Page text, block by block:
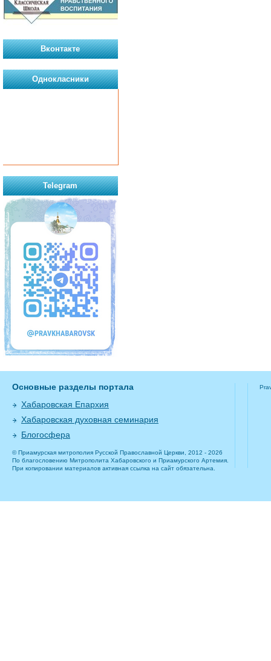
Вконтакте
Однокласники
Telegram
Основные разделы портала
Хабаровская Епархия
Хабаровская духовная семинария
Блогосфера
© Приамурская митрополия Русской Православной Церкви, 2012 - 2026
По благословению Митрополита Хабаровского и Приамурского Артемия.
При копировании материалов активная ссылка на сайт обязательна.